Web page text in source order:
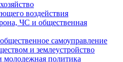
воздействия
ЧС и общественная
самоуправление
и землеустройство
молодежная политика